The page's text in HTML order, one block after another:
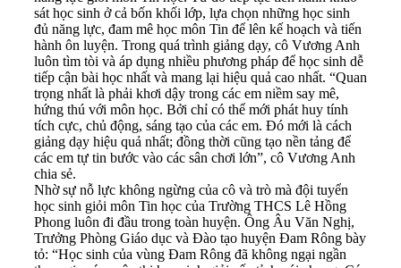
sát học sinh ở cả bốn khối lớp, lựa chọn những học sinh
đủ năng lực, đam mê học môn Tin để lên kế hoạch và tiến
hành ôn luyện. Trong quá trình giảng dạy, cô Vương Anh
luôn tìm tòi và áp dụng nhiều phương pháp để học sinh dễ
tiếp cận bài học nhất và mang lại hiệu quả cao nhất. “Quan
trọng nhất là phải khơi dậy trong các em niềm say mê,
hứng thú với môn học. Bởi chỉ có thể mới phát huy tính
tích cực, chủ động, sáng tạo của các em. Đó mới là cách
giảng dạy hiệu quả nhất; đồng thời cũng tạo nền tảng để
các em tự tin bước vào các sân chơi lớn”, cô Vương Anh
chia sẻ.
Nhờ sự nỗ lực không ngừng của cô và trò mà đội tuyển
học sinh giỏi môn Tin học của Trường THCS Lê Hồng
Phong luôn đi đầu trong toàn huyện. Ông Âu Văn Nghị,
Trưởng Phòng Giáo dục và Đào tạo huyện Đam Rông bày
tỏ: “Học sinh của vùng Đam Rông đã không ngại ngần